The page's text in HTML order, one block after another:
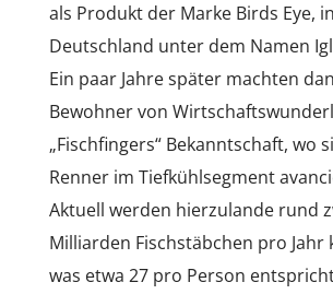
als Produkt der Marke Birds Eye, in
Deutschland unter dem Namen
Ein paar Jahre später machten
Bewohner von
„Fischfingers“ Bekanntschaft, wo
Renner im Tiefkühlsegment
Aktuell werden hierzulande rund
Milliarden Fischstäbchen pro Jahr
was etwa 27 pro Person